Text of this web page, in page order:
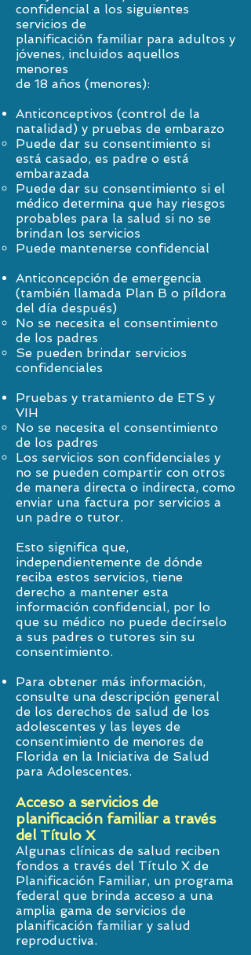
confidencial a los siguientes
servicios de
planificación familiar para adultos y
jóvenes, incluidos aquellos
menores
de 18 años (menores):
Anticonceptivos (control de la
natalidad) y pruebas de embarazo
Puede dar su consentimiento si
está casado, es padre o está
embarazada
Puede dar su consentimiento si el
médico determina que hay riesgos
probables para la salud si no se
brindan los servicios
Puede mantenerse confidencial
Anticoncepción de emergencia
(también llamada Plan B o píldora
del día después)
No se necesita el consentimiento
de los padres
Se pueden brindar servicios
confidenciales
Pruebas y tratamiento de ETS y
VIH
No se necesita el consentimiento
de los padres
Los servicios son confidenciales y
no se pueden compartir con otros
de manera directa o indirecta, como
enviar una factura por servicios a
un padre o tutor.
Esto significa que,
independientemente de dónde
reciba estos servicios, tiene
derecho a mantener esta
información confidencial, por lo
que su médico no puede decírselo
a sus padres o tutores sin su
consentimiento.
Para obtener más información,
consulte una descripción general
de los derechos de salud de los
adolescentes y las leyes de
consentimiento de menores de
Florida en la Iniciativa de Salud
para Adolescentes.
Acceso a servicios de
planificación familiar a través
del Título X
Algunas clínicas de salud reciben
fondos a través del Título X de
Planificación Familiar, un programa
federal que brinda acceso a una
amplia gama de servicios de
planificación familiar y salud
reproductiva.